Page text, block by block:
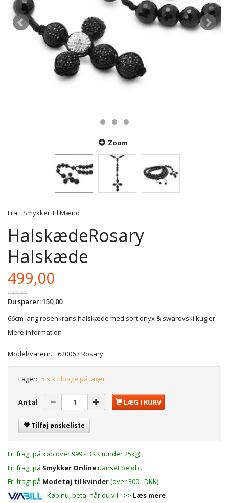
Zoom
Fra: Smykker Til Mænd
HalskædeRosary
Halskæde
499,00
649,00
Du sparer:150,00
66cm lang rosenkrans halskæde med sort onyx & swarovski kugler.
Mere information
Model/varenr.: 62006 / Rosary
Lager: 5 stk tilbage på lager
Antal LÆG I KURV
Tilføj ønskeliste
Fri fragt på køb over 999,- DKK (under 25kg)
Fri fragt på Smykker Onlineuanset beløb ..
Fri fragt på Modetøj til kvinder(over 300,- DKK)
Køb nu, betal når du vil - >> Læs mere